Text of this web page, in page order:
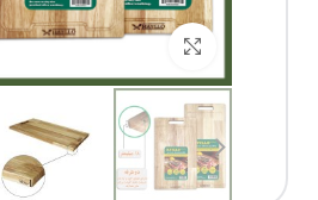
برای بزرگنمایی کلیک کنید